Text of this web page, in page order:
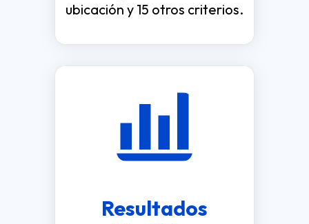
ubicación y 15 otros criterios.
Resultados